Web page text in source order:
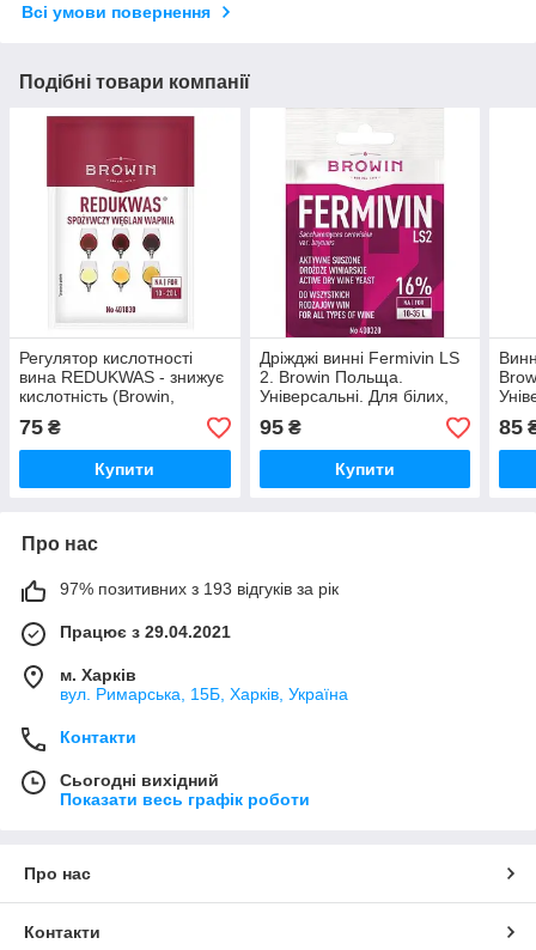
Всі умови повернення
Подібні товари компанії
Регулятор кислотності
вина REDUKWAS - знижує
кислотність (Browin,
Польща)
75 ₴
Купити
Дріжджі винні Fermivin LS
2. Browin Польща.
Універсальні. Для білих,
червоних, рожевих та
ігристих вин.
95₴
Купити
85
Про нас
97% позитивних з 193 відгуків за рік
Працює з 29.04.2021
м. Харків
вул. Римарська, 15Б, Харків, Україна
Контакти
Сьогодні вихідний
Показати весь графік роботи
Про нас
Контакти